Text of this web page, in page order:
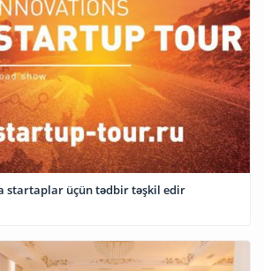
startaplar üçün tədbir təşkil edir